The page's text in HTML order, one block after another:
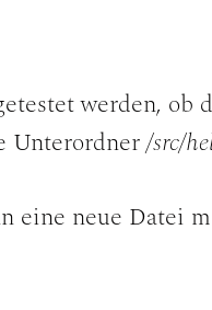
werden, ob
Unterordner/src/
eine neue Datei